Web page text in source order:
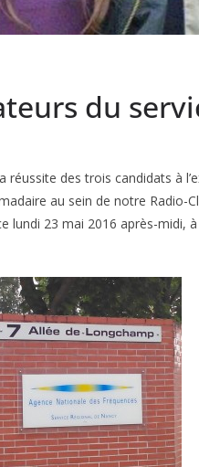
du
des trois candidats à
au sein de notre Radio-
23 mai 2016 après-midi, à